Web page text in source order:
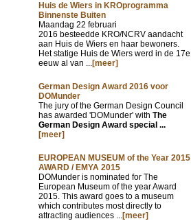
Huis de Wiers in KROprogramma
Binnenste Buiten
Maandag 22 februari
2016 besteedde KRO/NCRV aandacht
aan Huis de Wiers en haar bewoners.
Het statige Huis de Wiers werd in de 17e
eeuw al van ...[meer]
German Design Award 2016 voor
DOMunder
The jury of the German Design Council
has awarded 'DOMunder' with The
German Design Award special ...
[meer]
EUROPEAN MUSEUM of the Year 2015
AWARD / EMYA 2015
DOMunder is nominated for The
European Museum of the year Award
2015. This award goes to a museum
which contributes most directly to
attracting audiences ...[meer]